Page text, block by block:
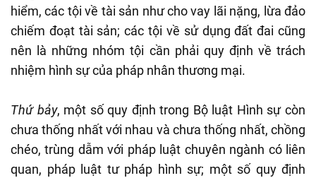
hiểm, các tội về tài sản như cho vay lãi nặng, lừa đảo
chiếm đoạt tài sản; các tội về sử dụng đất đai cũng
nên là những nhóm tội cần phải quy định về trách
nhiệm hình sự của pháp nhân thương mại.
Thứ bảy, một số quy định trong Bộ luật Hình sự còn
chưa thống nhất với nhau và chưa thống nhất, chồng
chéo, trùng dẫm với pháp luật chuyên ngành có liên
quan, pháp luật tư pháp hình sự; một số quy định